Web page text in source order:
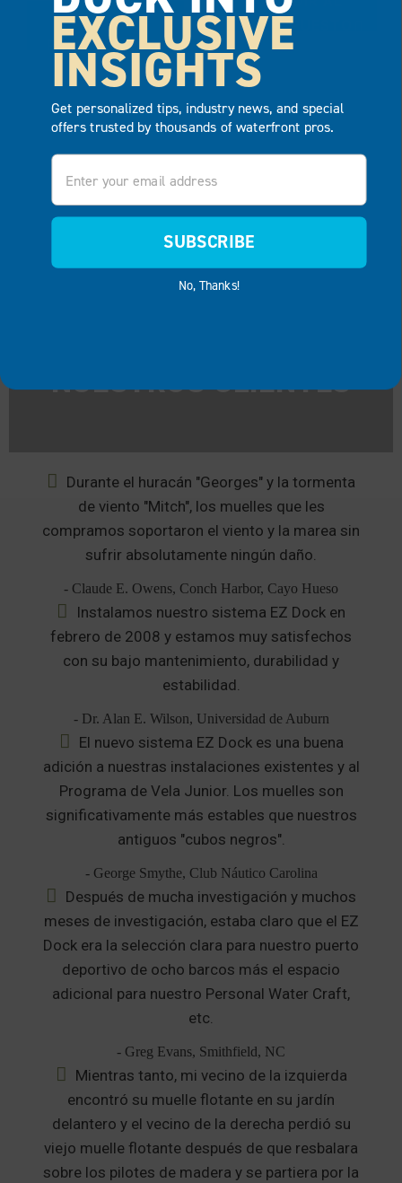
AÑADIR AL
PRESUPUESTO
PRESUPUESTO
NUESTROS CLIENTES
Durante el huracán "Georges" y la tormenta
de viento "Mitch", los muelles que les
compramos soportaron el viento y la marea sin
sufrir absolutamente ningún daño.
- Claude E. Owens, Conch Harbor, Cayo Hueso
Instalamos nuestro sistema EZ Dock en
febrero de 2008 y estamos muy satisfechos
con su bajo mantenimiento, durabilidad y
estabilidad.
- Dr. Alan E. Wilson, Universidad de Auburn
El nuevo sistema EZ Dock es una buena
adición a nuestras instalaciones existentes y al
Programa de Vela Junior. Los muelles son
significativamente más estables que nuestros
antiguos "cubos negros".
- George Smythe, Club Náutico Carolina
Después de mucha investigación y muchos
meses de investigación, estaba claro que el EZ
Dock era la selección clara para nuestro puerto
deportivo de ocho barcos más el espacio
adicional para nuestro Personal Water Craft,
etc.
- Greg Evans, Smithfield, NC
Mientras tanto, mi vecino de la izquierda
encontró su muelle flotante en su jardín
delantero y el vecino de la derecha perdió su
viejo muelle flotante después de que resbalara
sobre los pilotes de madera y se partiera por la
EXCLUSIVE
INSIGHTS
Get personalized tips, industry news, and special
offers trusted by thousands of waterfront pros.
Email
SUBSCRIBE
No, Thanks!